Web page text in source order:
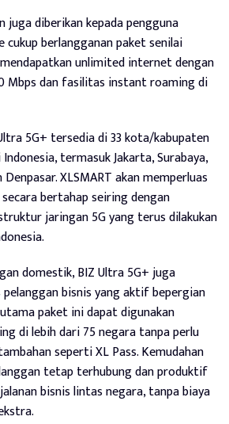
juga diberikan kepada pengguna
cukup berlangganan paket senilai
unlimited internet dengan
Mbps dan fasilitas instant roaming di
5G+ tersedia di 33 kota/kabupaten
termasuk Jakarta, Surabaya,
XLSMART akan memperluas
bertahap seiring dengan
jaringan 5G yang terus dilakukan
domestik, BIZ Ultra 5G+ juga
bisnis yang aktif bepergian
paket ini dapat digunakan
di lebih dari 75 negara tanpa perlu
seperti XL Pass. Kemudahan
tetap terhubung dan produktif
bisnis lintas negara, tanpa biaya